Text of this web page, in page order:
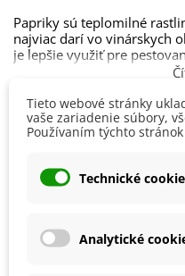
Papriky sú teplomilné
najviac darí vo vinárskych
je lepšie využiť pre
Semienka sadíme do
byťvždy preparený. Hĺbka
Pokiaľ chceme klíčenie
dostatok svetla a tepla
28 °C, pričom nesmie byť
klíčenia je spravidla 1 – 2
Detaily produktu
Farba Plodu
Stanovisko
Tieto webové stránky
vaše zariadenie súbory,
Používaním týchto
Technické
Analytické